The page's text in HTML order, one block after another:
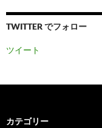
TWITTER でフォロー
ツイート
カテゴリー